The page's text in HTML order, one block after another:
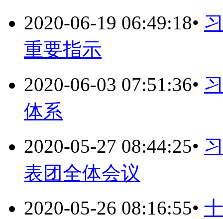
2020-06-19 06:49:18•
重要指示
2020-06-03 07:51:36•
体系
2020-05-27 08:44:25•
表团全体会议
2020-05-26 08:16:55•